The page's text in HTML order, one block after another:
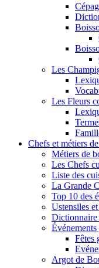
Les
Les Fleurs
Chefs et métiers
Métiers de
Les Chefs
Liste des
La Grande
Top 10 des
Ustensiles
Dictionnaire
Fêtes
Argot de